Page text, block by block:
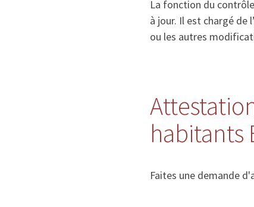
La fonction du
à jour. Il est chargé de
ou les autres
habitants
Faites une demande